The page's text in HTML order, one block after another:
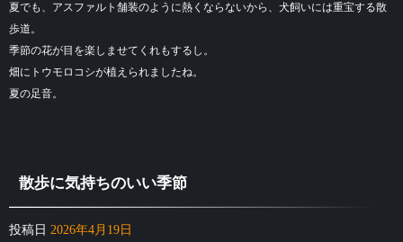
夏でも、アスファルト舗装のように熱くならないから、犬飼いには重宝する散
歩道。
季節の花が目を楽しませてくれもするし。
畑にトウモロコシが植えられましたね。
夏の足音。
散歩に気持ちのいい季節
投稿日 2026年4月19日